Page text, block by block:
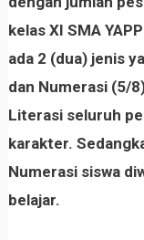
kelas XI SMA
ada 2 (dua) jenis
dan Numerasi (5/
Literasi seluruh
karakter.
Numerasi siswa
belajar.